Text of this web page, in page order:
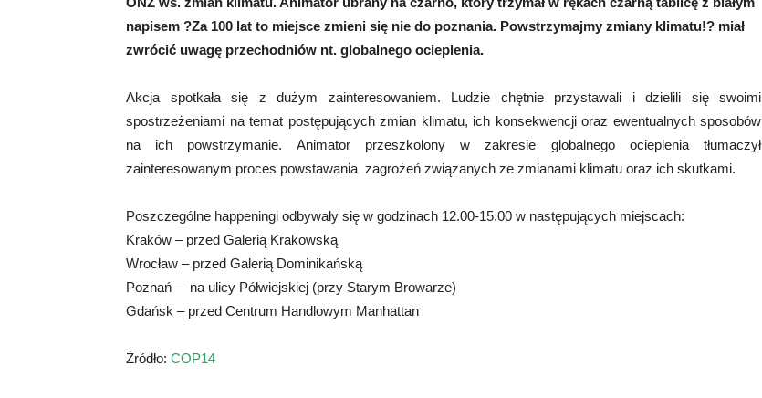
napisem ?Za 100 lat to miejsce zmieni się nie do poznania. Powstrzymajmy zmiany klimatu!? miał
zwrócić uwagę przechodniów nt. globalnego ocieplenia.
Akcja spotkała się z dużym zainteresowaniem. Ludzie chętnie przystawali i dzielili się swoimi
spostrzeżeniami na temat postępujących zmian klimatu, ich konsekwencji oraz ewentualnych sposobów
na ich powstrzymanie. Animator przeszkolony w zakresie globalnego ocieplenia tłumaczył
zainteresowanym proces powstawania zagrożeń związanych ze zmianami klimatu oraz ich skutkami.
Poszczególne happeningi odbywały się w godzinach 12.00-15.00 w następujących miejscach:
Kraków – przed Galerią Krakowską
Wrocław – przed Galerią Dominikańską
Poznań – na ulicy Półwiejskiej (przy Starym Browarze)
Gdańsk – przed Centrum Handlowym Manhattan
Źródło: COP14